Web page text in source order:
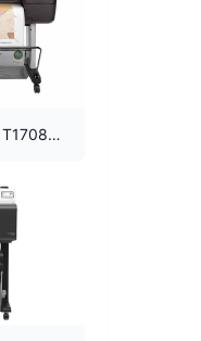
惠普（HP）DesignJet T1708PS 一键蓝图绘图仪 B0大幅面打印机